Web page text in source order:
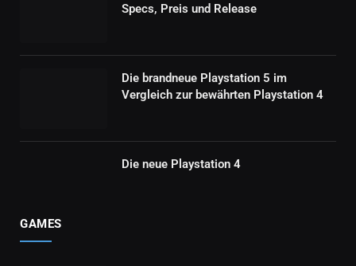
Specs, Preis und Release
Die brandneue Playstation 5 im
Vergleich zur bewährten Playstation 4
Die neue Playstation 4
GAMES